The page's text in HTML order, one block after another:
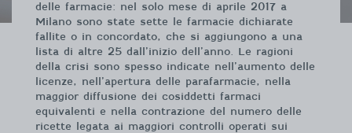
delle farmacie: nel solo mese di aprile 2017 a
Milano sono state sette le farmacie dichiarate
fallite o in concordato, che si aggiungono a una
lista di altre 25 dall’inizio dell’anno. Le ragioni
della crisi sono spesso indicate nell’aumento delle
licenze, nell’apertura delle parafarmacie, nella
maggior diffusione dei cosiddetti farmaci
equivalenti e nella contrazione del numero delle
ricette legata ai maggiori controlli operati sui